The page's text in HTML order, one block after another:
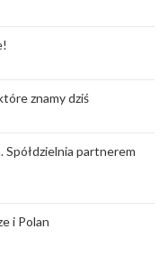
znamy dziś
Spółdzielnia partnerem
i Polan